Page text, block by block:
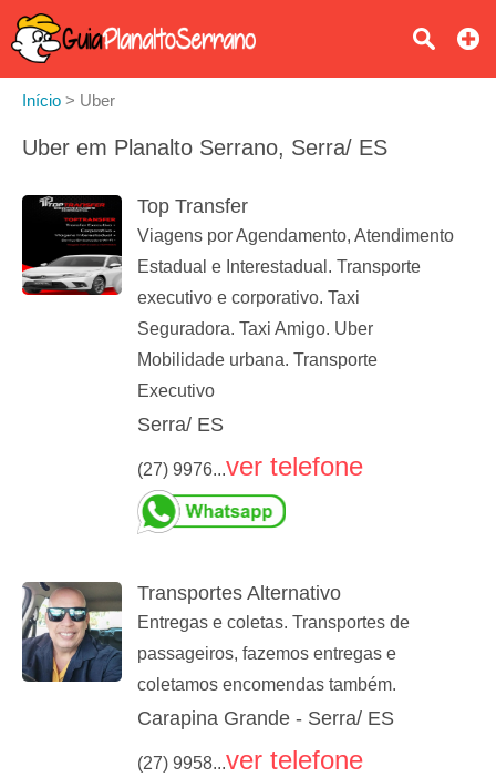
Início > Uber
Uber em Planalto Serrano, Serra/ ES
Top Transfer
Viagens por Agendamento, Atendimento
Estadual e Interestadual. Transporte
executivo e corporativo. Taxi
Seguradora. Taxi Amigo. Uber
Mobilidade urbana. Transporte
Executivo
Serra/ ES
(27) 9976...ver telefone
Transportes Alternativo
Entregas e coletas. Transportes de
passageiros, fazemos entregas e
coletamos encomendas também.
Carapina Grande - Serra/ ES
(27) 9958...ver telefone